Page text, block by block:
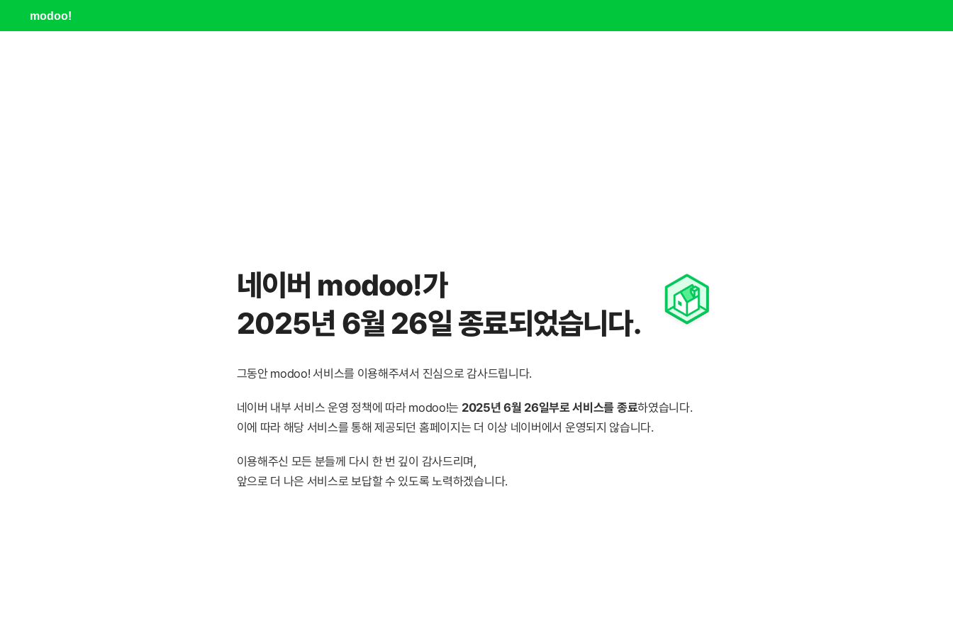
modoo!
네이버 modoo!가
2025년 6월 26일 종료되었습니다.
그동안 modoo! 서비스를 이용해주셔서 진심으로 감사드립니다.
네이버 내부 서비스 운영 정책에 따라 modoo!는 2025년 6월 26일부로 서비스를 종료하였습니다.
이에 따라 해당 서비스를 통해 제공되던 홈페이지는 더 이상 네이버에서 운영되지 않습니다.
이용해주신 모든 분들께 다시 한 번 깊이 감사드리며,
앞으로 더 나은 서비스로 보답할 수 있도록 노력하겠습니다.